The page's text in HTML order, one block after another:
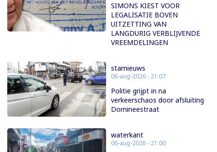
SIMONS KIEST VOOR
LEGALISATIE BOVEN
UITZETTING VAN
LANGDURIG VERBLIJVENDE
VREEMDELINGEN
starnieuws
06-aug-2026 - 21:07
Politie grijpt in na
verkeerschaos door afsluiting
Domineestraat
waterkant
06-aug-2026 - 21:00